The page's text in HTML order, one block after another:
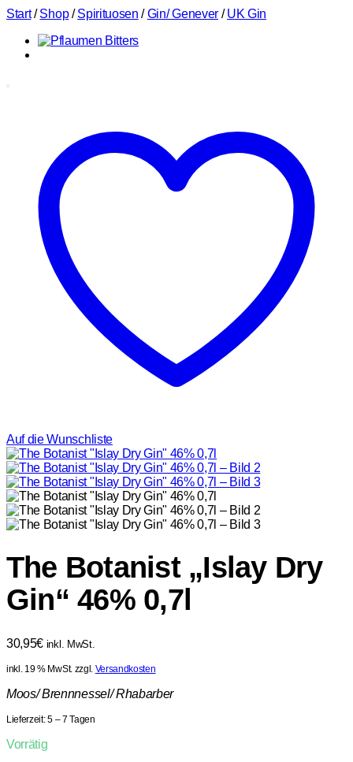
Start / Shop / Spirituosen / Gin/ Genever / UK Gin
Auf die Wunschliste
The Botanist „Islay Dry
Gin“ 46% 0,7l
30,95€ inkl. MwSt.
inkl. 19 % MwSt. zzgl. Versandkosten
Moos/ Brennnessel/ Rhabarber
Lieferzeit:5 – 7 Tagen
Vorrätig